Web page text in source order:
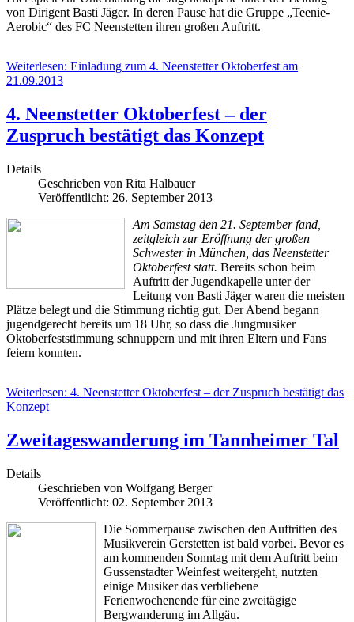
von Dirigent Basti Jäger. In deren Pause hat die Gruppe „Teenie-
Aerobic“ des FC Neenstetten ihren großen Auftritt.
Weiterlesen: Einladung zum 4. Neenstetter Oktoberfest am
21.09.2013
4. Neenstetter Oktoberfest – der
Zuspruch bestätigt das Konzept
Details
Geschrieben von Rita Halbauer
Veröffentlicht: 26. September 2013
Am Samstag den 21. September fand,
zeitgleich zur Eröffnung der großen
Schwester in München, das Neenstetter
Oktoberfest statt. Bereits schon beim
Auftritt der Jugendkapelle unter der
Leitung von Basti Jäger waren die meisten
Plätze belegt und die Stimmung richtig gut. Der Abend begann
jugendgerecht bereits um 18 Uhr, so dass die Jungmusiker
Oktoberfeststimmung schnuppern und mit ihren Eltern und Fans
feiern konnten.
Weiterlesen: 4. Neenstetter Oktoberfest – der Zuspruch bestätigt das
Konzept
Zweitageswanderung im Tannheimer Tal
Details
Geschrieben von Wolfgang Berger
Veröffentlicht: 02. September 2013
Die Sommerpause zwischen den Auftritten des
Musikverein Gerstetten ist bald vorbei. Bevor es
am kommenden Sonntag mit dem Auftritt beim
Gussenstadter Weinfest weitergeht, nutzten
einige Musiker das verbliebene
Ferienwochenende für eine zweitägige
Bergwanderung im Allgäu.